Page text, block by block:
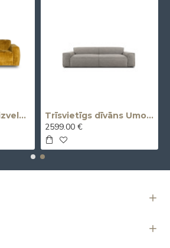
Dīvāns OLOS (Neizvelkams) (Trīsvietīgs) Trīsvietīgs dīvāns Umo X (Izvelkams, elektrisks)
2599.00 €